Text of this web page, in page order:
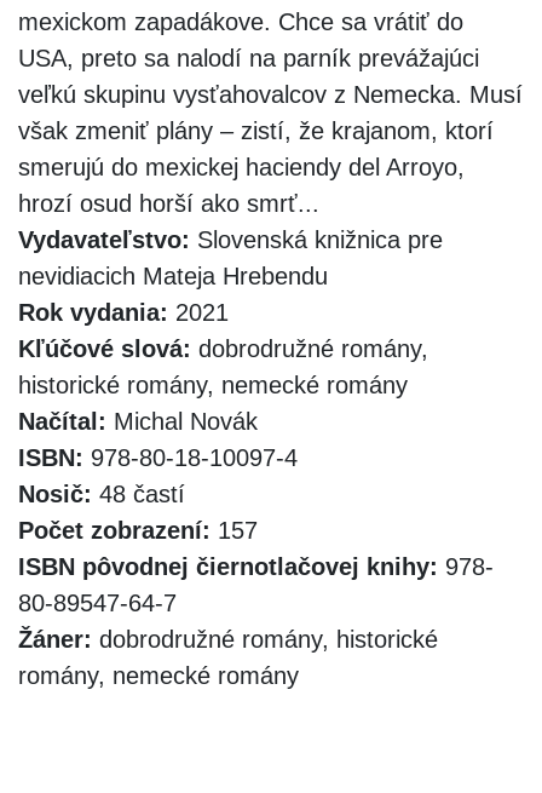
mexickom zapadákove. Chce sa vrátiť do
USA, preto sa nalodí na parník prevážajúci
veľkú skupinu vysťahovalcov z Nemecka. Musí
však zmeniť plány – zistí, že krajanom, ktorí
smerujú do mexickej haciendy del Arroyo,
hrozí osud horší ako smrť...
Vydavateľstvo: Slovenská knižnica pre
nevidiacich Mateja Hrebendu
Rok vydania: 2021
Kľúčové slová: dobrodružné romány,
historické romány, nemecké romány
Načítal: Michal Novák
ISBN: 978-80-18-10097-4
Nosič: 48 častí
Počet zobrazení: 157
ISBN pôvodnej čiernotlačovej knihy: 978-
80-89547-64-7
Žáner: dobrodružné romány, historické
romány, nemecké romány